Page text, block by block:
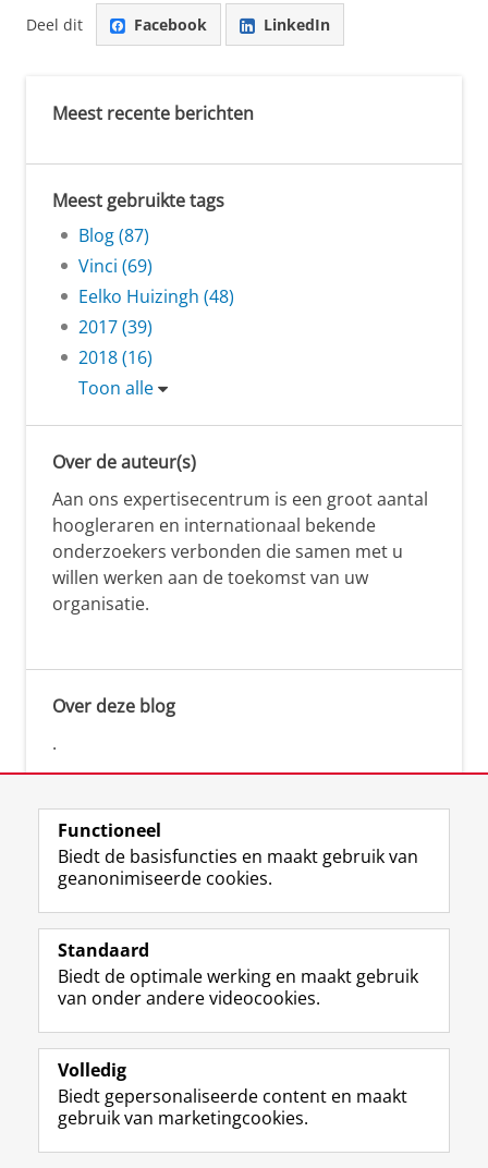
Deel dit Facebook LinkedIn
Meest recente berichten
Meest gebruikte tags
Blog (87)
Vinci (69)
Eelko Huizingh (48)
2017 (39)
2018 (16)
Toon alle
Over de auteur(s)
Aan ons expertisecentrum is een groot aantal
hoogleraren en internationaal bekende
onderzoekers verbonden die samen met u
willen werken aan de toekomst van uw
organisatie.
Over deze blog
.
Volg de RUG
F
a
e
b
o
p
a
i
L
i
k
e
I
-
p
g
R
S
-
f
e
R
k
I
n
t
r
m
c
Y
o
T
e
k
a
Studiekiezers
Alumni
Over ons
Functioneel
Biedt de basisfuncties en maakt gebruik van
geanonimiseerde cookies.
Standaard
Biedt de optimale werking en maakt gebruik
van onder andere videocookies.
Volledig
Biedt gepersonaliseerde content en maakt
gebruik van marketingcookies.